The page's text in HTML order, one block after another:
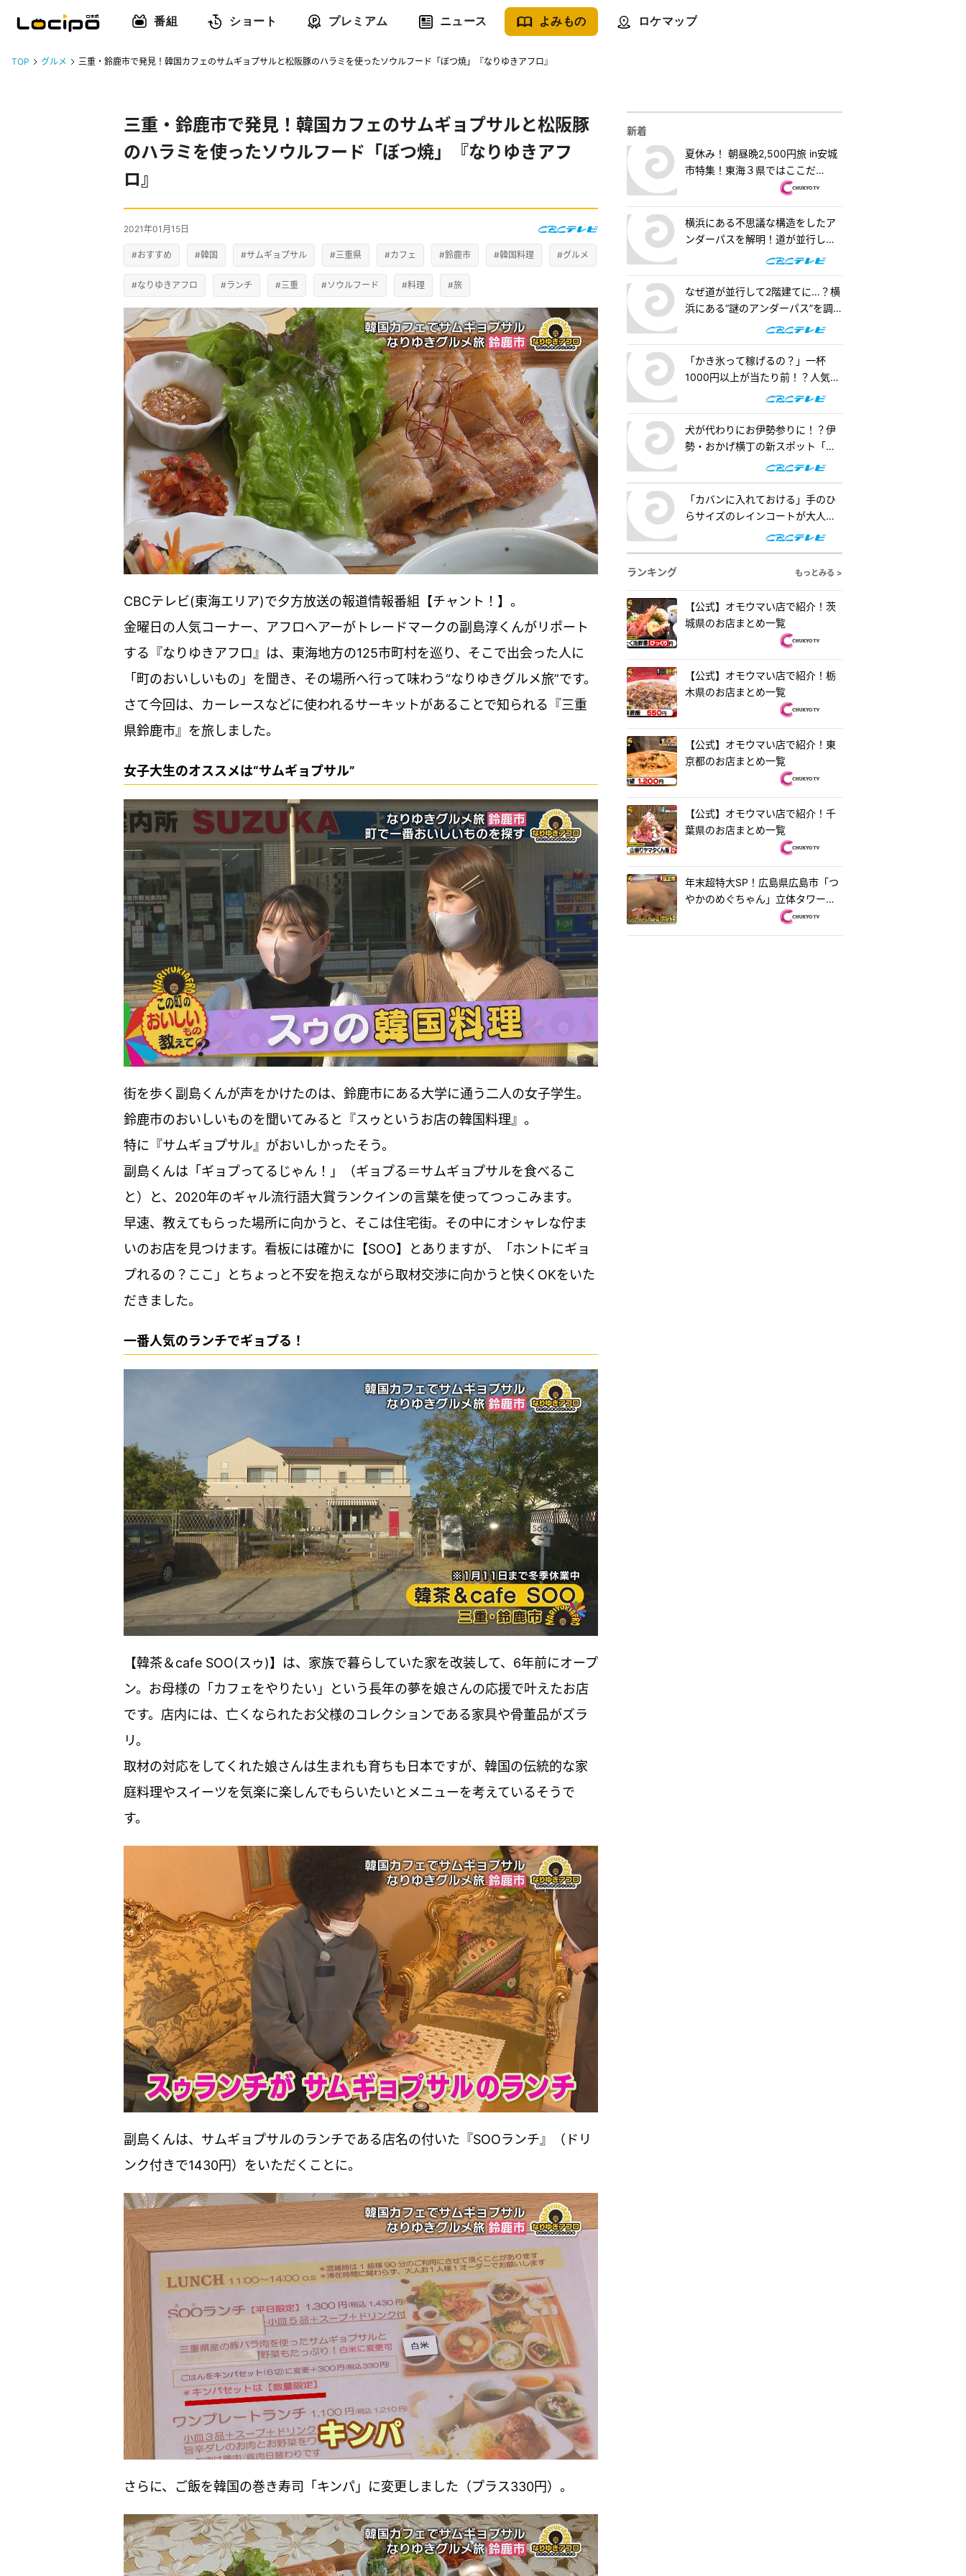
番組 ショート プレミアム ニュース よみもの ロケマップ
TOP グルメ 三重・鈴鹿市で発見！韓国カフェのサムギョプサルと松阪豚のハラミを使ったソウルフード「ぼつ焼」『なりゆきアフロ』
三重・鈴鹿市で発見！韓国カフェのサムギョプサルと松阪豚
のハラミを使ったソウルフード「ぼつ焼」『なりゆきアフ
ロ』
2021年01月15日
#おすすめ #韓国 #サムギョプサル #三重県 #カフェ #鈴鹿市 #韓国料理 #グルメ
#なりゆきアフロ #ランチ #三重 #ソウルフード #料理 #旅
CBCテレビ(東海エリア)で夕方放送の報道情報番組【チャント！】。
金曜日の人気コーナー、アフロヘアーがトレードマークの副島淳くんがリポート
する『なりゆきアフロ』は、東海地方の125市町村を巡り、そこで出会った人に
「町のおいしいもの」を聞き、その場所へ行って味わう“なりゆきグルメ旅”です。
さて今回は、カーレースなどに使われるサーキットがあることで知られる『三重
県鈴鹿市』を旅しました。
女子大生のオススメは“サムギョプサル”
街を歩く副島くんが声をかけたのは、鈴鹿市にある大学に通う二人の女子学生。
鈴鹿市のおいしいものを聞いてみると『スゥというお店の韓国料理』。
特に『サムギョプサル』がおいしかったそう。
副島くんは「ギョプってるじゃん！」（ギョプる＝サムギョプサルを食べるこ
と）と、2020年のギャル流行語大賞ランクインの言葉を使ってつっこみます。
早速、教えてもらった場所に向かうと、そこは住宅街。その中にオシャレな佇ま
いのお店を見つけます。看板には確かに【SOO】とありますが、「ホントにギョ
プれるの？ここ」とちょっと不安を抱えながら取材交渉に向かうと快くOKをいた
だきました。
一番人気のランチでギョプる！
【韓茶＆cafe SOO(スゥ)】は、家族で暮らしていた家を改装して、6年前にオープ
ン。お母様の「カフェをやりたい」という長年の夢を娘さんの応援で叶えたお店
です。店内には、亡くなられたお父様のコレクションである家具や骨董品がズラ
リ。
取材の対応をしてくれた娘さんは生まれも育ちも日本ですが、韓国の伝統的な家
庭料理やスイーツを気楽に楽しんでもらいたいとメニューを考えているそうで
す。
副島くんは、サムギョプサルのランチである店名の付いた『SOOランチ』（ドリ
ンク付きで1430円）をいただくことに。
さらに、ご飯を韓国の巻き寿司「キンパ」に変更しました（プラス330円）。
新着
夏休み！ 朝昼晩2,500円旅 in安城
市特集！東海３県ではここだ
け！？「はなまるうどん×吉野家
コラボで可能性は無限大！＆「福
来源」で食べられる安城の新名物
横浜にある不思議な構造をしたア
ンダーパスを解明！道が並行して2
階建てになったワケとは『道との
なぜ道が並行して2階建てに…？横
浜にある“謎のアンダーパス”を調
査！『道との遭遇』
「かき氷って稼げるの？」一杯
1000円以上が当たり前！？人気店
の懐事情をリサーチ『チャン
犬が代わりにお伊勢参りに！？伊
勢・おかげ横丁の新スポット「オ
カゲ屋敷」で“おかげ犬”を体験
「カバンに入れておける」手のひ
らサイズのレインコートが大人
気！「ダイソー」で買える夏の便
ランキング
もっとみる >
【公式】オモウマい店で紹介！茨
城県のお店まとめ一覧
【公式】オモウマい店で紹介！栃
木県のお店まとめ一覧
【公式】オモウマい店で紹介！東
京都のお店まとめ一覧
【公式】オモウマい店で紹介！千
葉県のお店まとめ一覧
年末超特大SP！広島県広島市「つ
やかのめぐちゃん」立体タワーお
好み焼き＆茨城県水戸市「ラーメ